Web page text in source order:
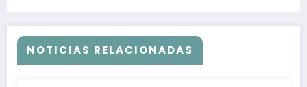
NOTICIAS RELACIONADAS